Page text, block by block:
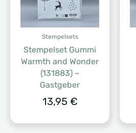
Stempelsets
Stempelset Gummi
Warmth and Wonder
(131883) –
Gastgeber
13,95 €